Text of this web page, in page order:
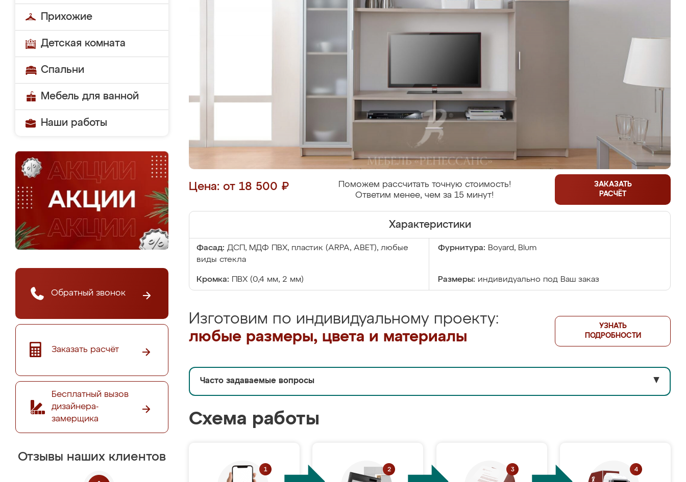
Прихожие
Детская комната
Спальни
Мебель для ванной
Наши работы
Обратный звонок
Заказать расчёт
Бесплатный вызов
дизайнера-
замерщика
Отзывы наших клиентов
Цена: от 18 500 ₽
Поможем рассчитать точную стоимость!
Ответим менее, чем за 15 минут!
ЗАКАЗАТЬ
РАСЧЁТ
Характеристики
Фасад: ДСП, МДФ ПВХ, пластик (ARPA, ABET), любые
виды стекла
Фурнитура: Boyard, Blum
Кромка: ПВХ (0,4 мм, 2 мм) Размеры: индивидуально под Ваш заказ
Изготовим по индивидуальному проекту:
любые размеры, цвета и материалы
УЗНАТЬ
ПОДРОБНОСТИ
Часто задаваемые вопросы ▼
Схема работы